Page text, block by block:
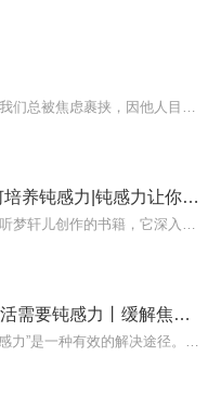
《生活钝感力》|如何培养钝感力|钝感力让你更豁达丨大智若愚的人生智慧|小满未满播
每天要有钝感力丨生活需要钝感力丨缓解焦虑丨心理健康